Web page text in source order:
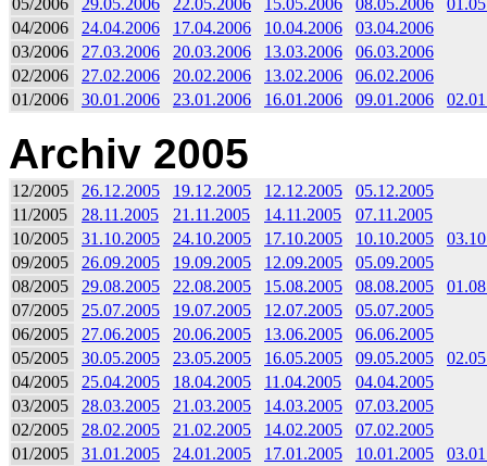
05/2006
29.05.2006 22.05.2006 15.05.2006 08.05.2006
04/2006
24.04.2006 17.04.2006 10.04.2006
03.04.2006
03/2006
27.03.2006 20.03.2006 13.03.2006
06.03.2006
02/2006
27.02.2006 20.02.2006 13.02.2006
06.02.2006
01/2006
30.01.2006 23.01.2006 16.01.2006 09.01.2006
Archiv 2005
12/2005 26.12.2005 19.12.2005 12.12.2005
05.12.2005
11/2005
28.11.2005 21.11.2005 14.11.2005
07.11.2005
10/2005
31.10.2005 24.10.2005 17.10.2005 10.10.2005
09/2005
26.09.2005 19.09.2005 12.09.2005
05.09.2005
08/2005
29.08.2005 22.08.2005 15.08.2005 08.08.2005
07/2005
25.07.2005 19.07.2005 12.07.2005
05.07.2005
06/2005
27.06.2005 20.06.2005 13.06.2005
06.06.2005
05/2005
30.05.2005 23.05.2005 16.05.2005 09.05.2005
04/2005
25.04.2005 18.04.2005 11.04.2005
04.04.2005
03/2005
28.03.2005 21.03.2005 14.03.2005
07.03.2005
02/2005
28.02.2005 21.02.2005 14.02.2005
07.02.2005
01/2005
31.01.2005 24.01.2005 17.01.2005 10.01.2005